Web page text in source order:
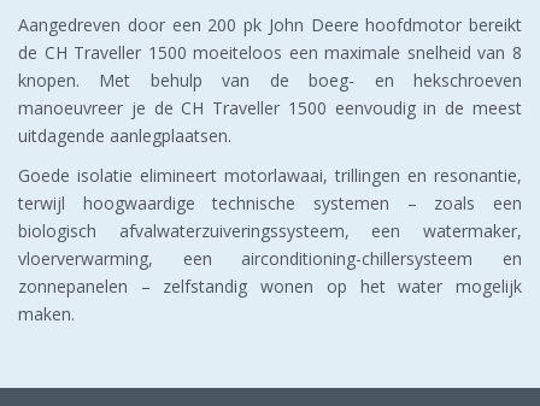
Aangedreven door een 200 pk John Deere hoofdmotor bereikt
de CH Traveller 1500 moeiteloos een maximale snelheid van 8
knopen. Met behulp van de boeg- en hekschroeven
manoeuvreer je de CH Traveller 1500 eenvoudig in de meest
uitdagende aanlegplaatsen.
Goede isolatie elimineert motorlawaai, trillingen en resonantie,
terwijl hoogwaardige technische systemen – zoals een
biologisch afvalwaterzuiveringssysteem, een watermaker,
vloerverwarming, een airconditioning-chillersysteem en
zonnepanelen – zelfstandig wonen op het water mogelijk
maken.